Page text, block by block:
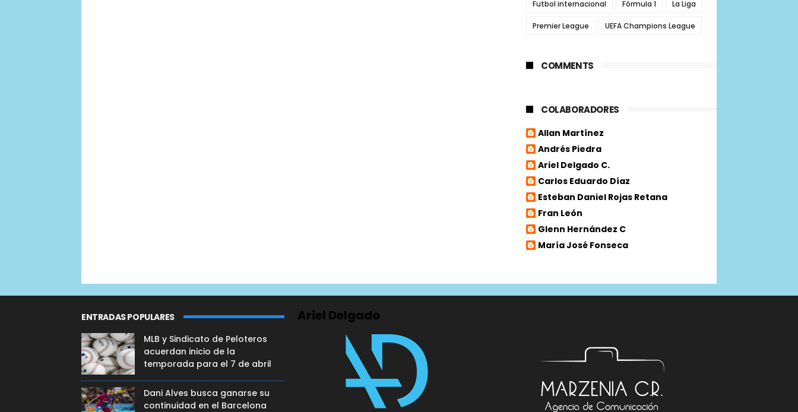
Futbol internacional Fórmula 1 La Liga
Premier League UEFA Champions League
COMMENTS
COLABORADORES
Allan Martínez
Andrés Piedra
Ariel Delgado C.
Carlos Eduardo Díaz
Esteban Daniel Rojas Retana
Fran León
Glenn Hernández C
María José Fonseca
ENTRADAS POPULARES
MLB y Sindicato de Peloteros
acuerdan inicio de la
temporada para el 7 de abril
Dani Alves busca ganarse su
continuidad en el Barcelona
Ariel Delgado